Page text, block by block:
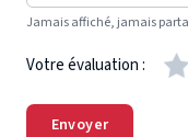
Jamais affiché, jamais
Votre évaluation :
Envoyer